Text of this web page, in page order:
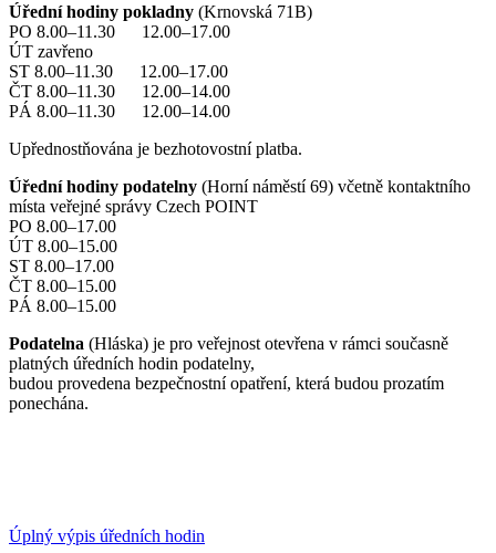
Úřední hodiny pokladny (Krnovská 71B)
PO 8.00–11.30 12.00–17.00
ÚT zavřeno
ST 8.00–11.30 12.00–17.00
ČT 8.00–11.30 12.00–14.00
PÁ 8.00–11.30 12.00–14.00
Upřednostňována je bezhotovostní platba.
Úřední hodiny podatelny (Horní náměstí 69) včetně kontaktního
místa veřejné správy Czech POINT
PO 8.00–17.00
ÚT 8.00–15.00
ST 8.00–17.00
ČT 8.00–15.00
PÁ 8.00–15.00
Podatelna (Hláska) je pro veřejnost otevřena v rámci současně
platných úředních hodin podatelny,
budou provedena bezpečnostní opatření, která budou prozatím
ponechána.
Úplný výpis úředních hodin